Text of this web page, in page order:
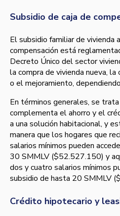
Subsidio de caja de
El subsidio familiar de vivienda
compensación está
Decreto Único del sector
la compra de vivienda nueva,
o el mejoramiento,
En términos generales, se
complementa el ahorro y el
a una solución habitacional, y
manera que los hogares que
salarios mínimos pueden
30 SMMLV ($52.527.150) y
dos y cuatro salarios mínimos
subsidio de hasta 20 SMMLV
Crédito hipotecario y